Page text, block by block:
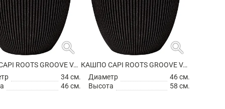
search
КАШПО CAPI ROOTS GROOVE VASE ELEGANT LOW BLACK
34 см.
46 см.
search
КАШПО CAPI ROOTS GROOVE VASE ELEGANT LOW BLACK
Диаметр
46 см.
Высота
58 см.